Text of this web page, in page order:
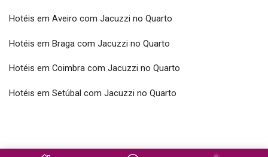
Hotéis em Aveiro com Jacuzzi no Quarto
Hotéis em Braga com Jacuzzi no Quarto
Hotéis em Coimbra com Jacuzzi no Quarto
Hotéis em Setúbal com Jacuzzi no Quarto